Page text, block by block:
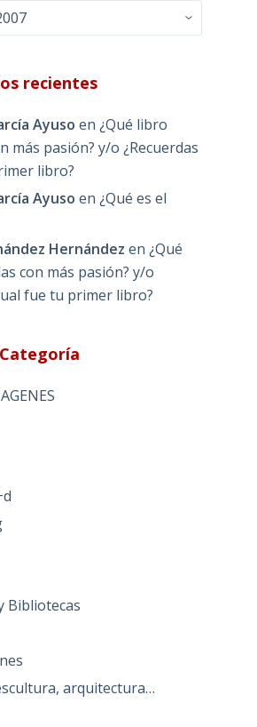
recientes
Ayuso en ¿Qué libro
más pasión? y/o ¿Recuerdas
libro?
Ayuso en ¿Qué es el
Hernández en ¿Qué
con más pasión? y/o
fue tu primer libro?
Bibliotecas
arquitectura…